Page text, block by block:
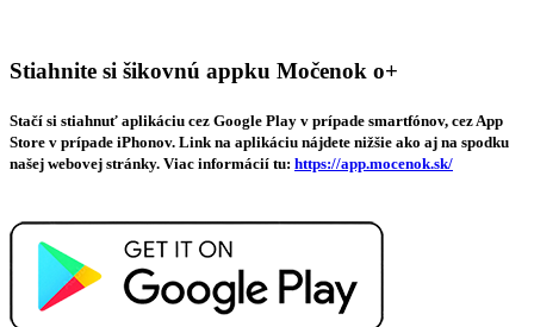
Stiahnite si šikovnú appku Močenok o+
Stačí si stiahnuť aplikáciu cez Google Play v prípade smartfónov, cez App
Store v prípade iPhonov. Link na aplikáciu nájdete nižšie ako aj na spodku
našej webovej stránky. Viac informácií tu: https://app.mocenok.sk/